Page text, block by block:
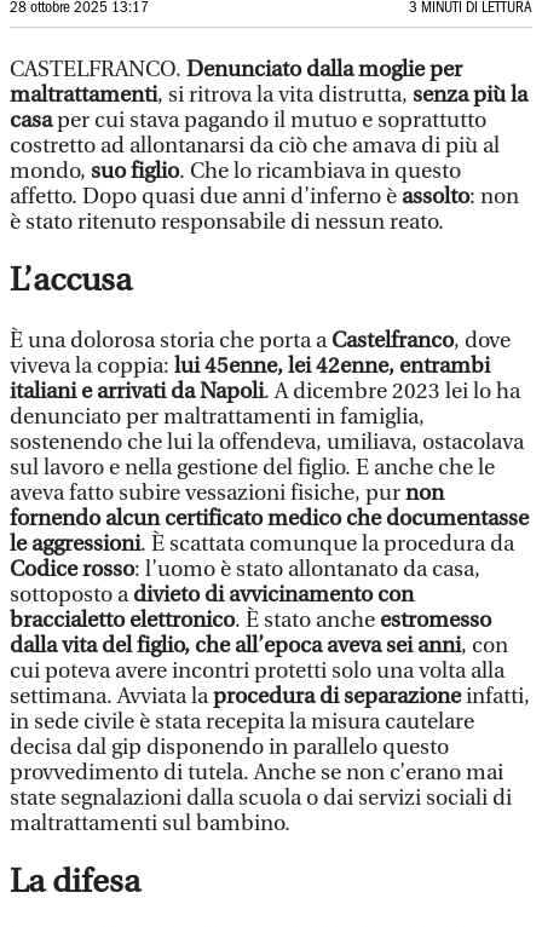
28 ottobre 2025 13:17 3 MINUTI DI LETTURA
CASTELFRANCO. Denunciato dalla moglie per
maltrattamenti, si ritrova la vita distrutta, senza più la
casaper cui stava pagando il mutuo e soprattutto
costretto ad allontanarsi da ciò che amava di più al
mondo, suo figlio. Che lo ricambiava in questo
affetto. Dopo quasi due anni d’inferno è assolto: non
è stato ritenuto responsabile di nessun reato.
L’accusa
È una dolorosa storia che porta aCastelfranco, dove
viveva la coppia: lui 45enne, lei 42enne, entrambi
italiani e arrivati da Napoli. A dicembre 2023 lei lo ha
denunciato per maltrattamenti in famiglia,
sostenendo che lui la offendeva, umiliava, ostacolava
sul lavoro e nella gestione del figlio. E anche che le
aveva fatto subire vessazioni fisiche, purnon
fornendo alcun certificato medico che documentasse
le aggressioni. È scattata comunque la procedura da
Codice rosso: l’uomo è stato allontanato da casa,
sottoposto adivieto di avvicinamento con
braccialetto elettronico. È stato anche estromesso
dalla vita del figlio, che all’epoca aveva sei anni, con
cui poteva avere incontri protetti solo una volta alla
settimana. Avviata laprocedura di separazioneinfatti,
in sede civile è stata recepita la misura cautelare
decisa dal gip disponendo in parallelo questo
provvedimento di tutela. Anche se non c’erano mai
state segnalazioni dalla scuola o dai servizi sociali di
maltrattamenti sul bambino.
La difesa